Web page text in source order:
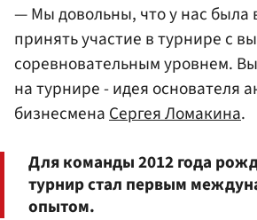
— Мы довольны, что у нас была
принять участие в турнире с
соревновательным уровнем.
на турнире - идея основателя
бизнесменаСергея Ломакина.
Для команды 2012 года
турнир стал первым
опытом.